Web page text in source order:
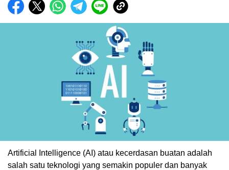
Artificial Intelligence (AI) atau kecerdasan buatan adalah
salah satu teknologi yang semakin populer dan banyak